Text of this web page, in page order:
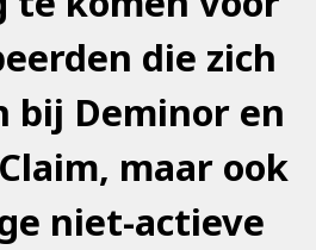
die zich
bij Deminor en
maar ook
niet-actieve